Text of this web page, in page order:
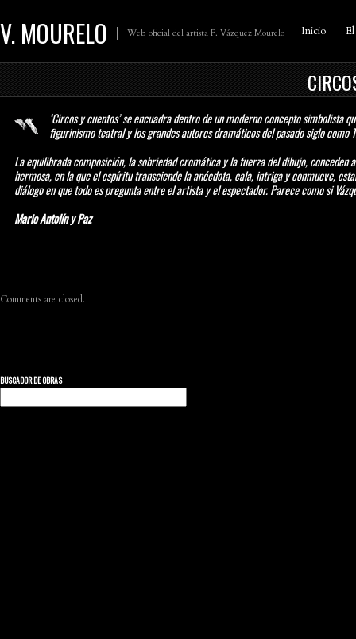
V. MOURELO Web oficial del artista F. Vázquez Mourelo Inicio
‘Circos y cuentos’ se encuadra dentro de un moderno concepto
figurinismo teatral y los grandes autores dramáticos del pasado siglo como
La equilibrada composición, la sobriedad cromática y la fuerza del dibujo,
hermosa, en la que el espíritu transciende la anécdota, cala, intriga y conmueve,
diálogo en que todo es pregunta entre el artista y el espectador. Parece como si
Mario Antolín y Paz
Comments are closed.
BUSCADOR DE OBRAS